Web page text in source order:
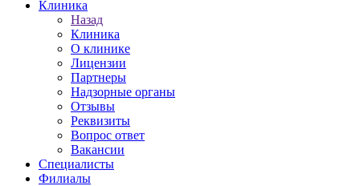
Клиника
Назад
Клиника
О клинике
Лицензии
Партнеры
Надзорные органы
Отзывы
Реквизиты
Вопрос ответ
Вакансии
Специалисты
Филиалы